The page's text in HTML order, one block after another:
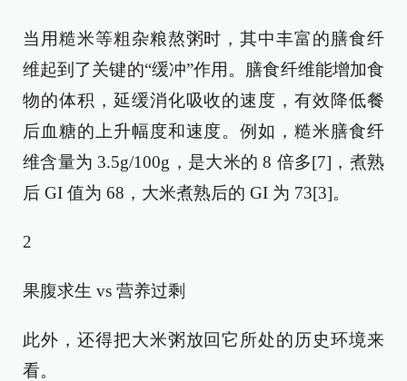
当用糙米等粗杂粮熬粥时，其中丰富的膳食纤
维起到了关键的“缓冲”作用。膳食纤维能增加食
物的体积，延缓消化吸收的速度，有效降低餐
后血糖的上升幅度和速度。例如，糙米膳食纤
维含量为 3.5g/100g，是大米的 8 倍多[7]，煮熟
后 GI 值为 68，大米煮熟后的 GI 为 73[3]。
2
果腹求生 vs 营养过剩
此外，还得把大米粥放回它所处的历史环境来
看。